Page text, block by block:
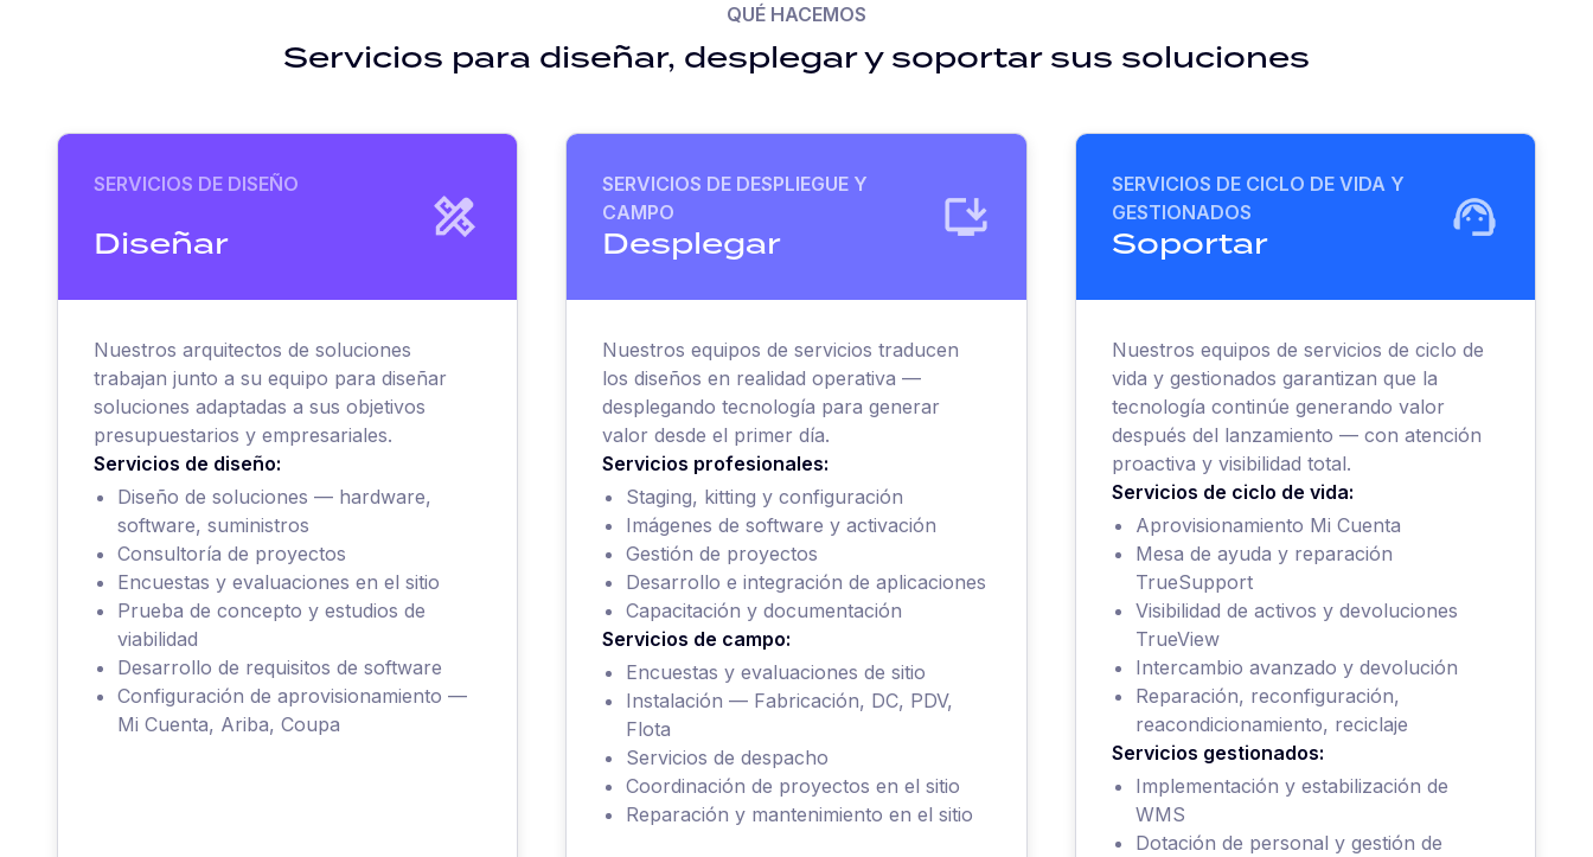
QUÉ HACEMOS
Servicios para diseñar, desplegar y soportar sus soluciones
SERVICIOS DE DISEÑO
Diseñar
Nuestros arquitectos de soluciones
trabajan junto a su equipo para diseñar
soluciones adaptadas a sus objetivos
presupuestarios y empresariales.
Servicios de diseño:
Diseño de soluciones — hardware,
software, suministros
Consultoría de proyectos
Encuestas y evaluaciones en el sitio
Prueba de concepto y estudios de
viabilidad
Desarrollo de requisitos de software
Configuración de aprovisionamiento —
Mi Cuenta, Ariba, Coupa
SERVICIOS DE DESPLIEGUE Y
CAMPO
Desplegar
Nuestros equipos de servicios traducen
los diseños en realidad operativa —
desplegando tecnología para generar
valor desde el primer día.
Servicios profesionales:
Staging, kitting y configuración
Imágenes de software y activación
Gestión de proyectos
Desarrollo e integración de aplicaciones
Capacitación y documentación
Servicios de campo:
Encuestas y evaluaciones de sitio
Instalación — Fabricación, DC, PDV,
Flota
Servicios de despacho
Coordinación de proyectos en el sitio
Reparación y mantenimiento en el sitio
SERVICIOS DE CICLO DE VIDA Y
GESTIONADOS
Soportar
Nuestros equipos de servicios de ciclo de
vida y gestionados garantizan que la
tecnología continúe generando valor
después del lanzamiento — con atención
proactiva y visibilidad total.
Servicios de ciclo de vida:
Aprovisionamiento Mi Cuenta
Mesa de ayuda y reparación
TrueSupport
Visibilidad de activos y devoluciones
TrueView
Intercambio avanzado y devolución
Reparación, reconfiguración,
reacondicionamiento, reciclaje
Servicios gestionados:
Implementación y estabilización de
WMS
Dotación de personal y gestión de